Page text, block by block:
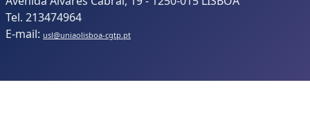
Tel. 213474964
E-mail: usl@uniaolisboa-cgtp.pt